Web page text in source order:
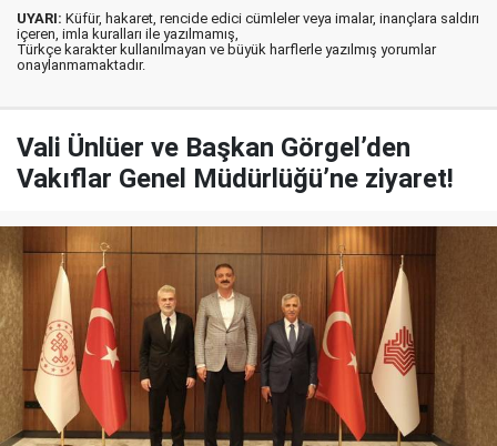
UYARI: Küfür, hakaret, rencide edici cümleler veya imalar, inançlara saldırı
içeren, imla kuralları ile yazılmamış,
Türkçe karakter kullanılmayan ve büyük harflerle yazılmış yorumlar
onaylanmamaktadır.
Vali Ünlüer ve Başkan Görgel’den
Vakıflar Genel Müdürlüğü’ne ziyaret!